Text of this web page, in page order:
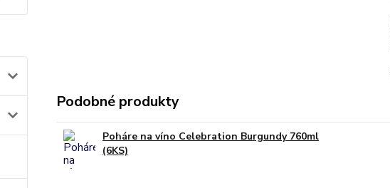
Podobné produkty
Poháre na víno Celebration Burgundy 760ml
(6KS)